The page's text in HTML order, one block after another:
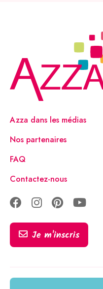
Azza dans les médias
Nos partenaires
FAQ
Contactez-nous
Je m'inscris